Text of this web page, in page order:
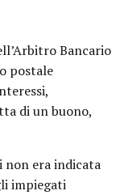
Bancario
postale
di un buono,
non era indicata
impiegati